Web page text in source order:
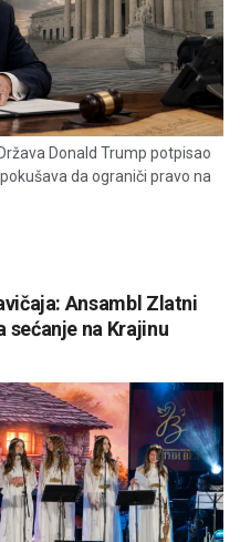
Donald Trump potpisao
da ograniči pravo na
Ansambl Zlatni
sećanje na Krajinu